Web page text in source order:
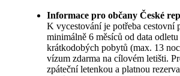
Informace pro občany České
K vycestování je potřeba cestovní
minimálně 6 měsíců od data
krátkodobých pobytů (max. 13
vízum zdarma na cílovém letišti.
zpáteční letenkou a platnou